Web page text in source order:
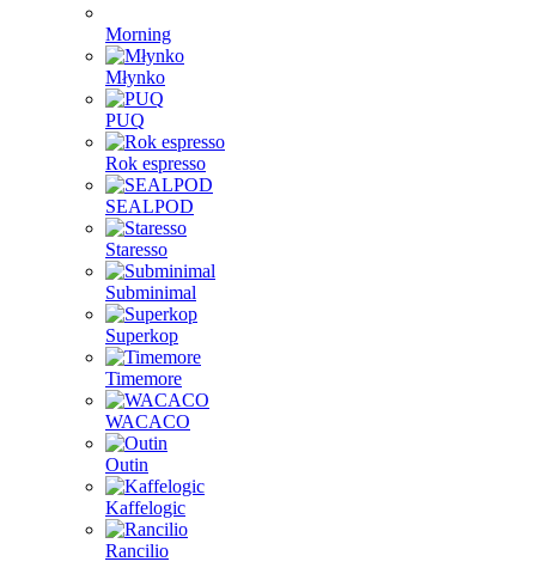
Morning
Młynko
PUQ
Rok espresso
SEALPOD
Staresso
Subminimal
Superkop
Timemore
WACACO
Outin
Kaffelogic
Rancilio